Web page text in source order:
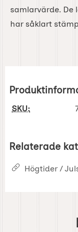
samlarvärde. De
har såklart
SKU:
Relaterade
Högtider /